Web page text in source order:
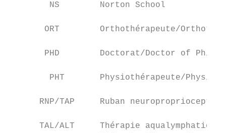
        NS        Norton School
ORT        Orthothérapeute/
PHD        Doctorat/Doctor of
PHT       Physiothérapeute/
RNP/TAP     Ruban
TAL/ALT     Thérapie